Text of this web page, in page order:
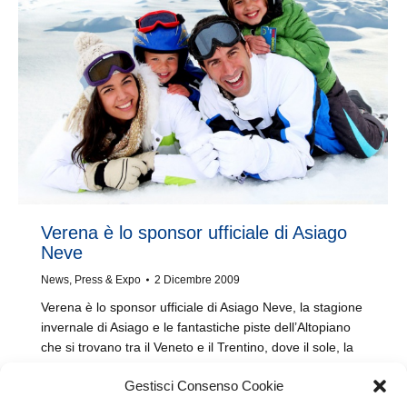
Gestisci Consenso Cookie
Verena è lo sponsor ufficiale di Asiago
Neve
News, Press & Expo 2 Dicembre 2009
Verena è lo sponsor ufficiale di Asiago Neve, la stagione
invernale di Asiago e le fantastiche piste dell’Altopiano
che si trovano tra il Veneto e il Trentino, dove il sole, la
permette a tutti di trascorrere una Vacanza tra la neve…